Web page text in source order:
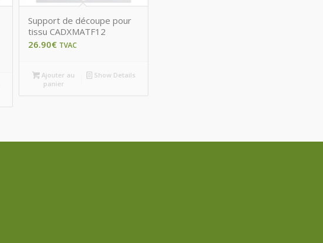
Support de découpe pour
tissu CADXMATF12
26.90€ TVAC
Ajouter au
panier
Show Details